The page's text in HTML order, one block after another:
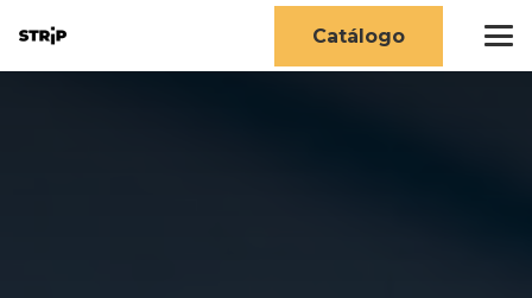
Catálogo